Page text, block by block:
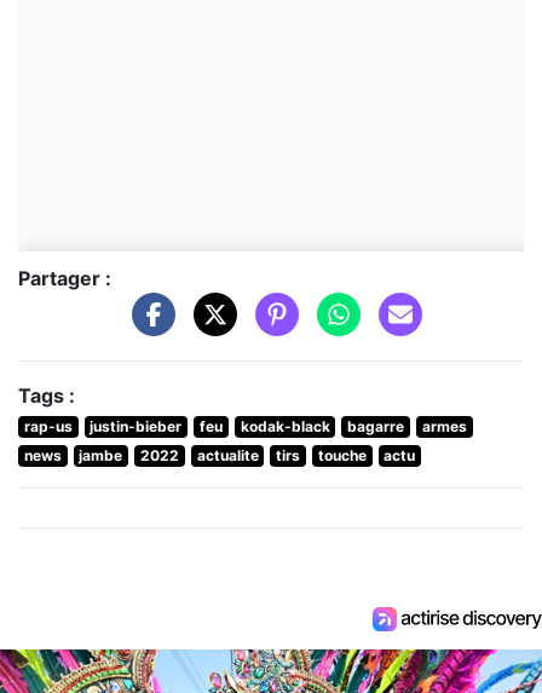
Partager :
Tags :
rap-us justin-bieber feu kodak-black bagarre
armes
news
jambe 2022 actualite tirs touche actu